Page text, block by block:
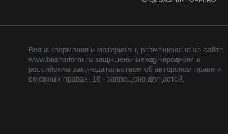
Вся информация и материалы, размещенные на сайте
www.bashinform.ru защищены международным и
российским законодательством об авторском праве и
смежных правах. 18+ запрещено для детей.